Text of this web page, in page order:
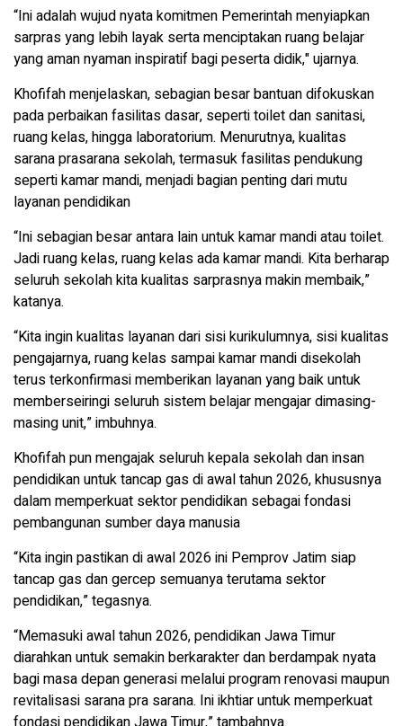
“Ini adalah wujud nyata komitmen Pemerintah menyiapkan
sarpras yang lebih layak serta menciptakan ruang belajar
yang aman nyaman inspiratif bagi peserta didik," ujarnya.
Khofifah menjelaskan, sebagian besar bantuan difokuskan
pada perbaikan fasilitas dasar, seperti toilet dan sanitasi,
ruang kelas, hingga laboratorium. Menurutnya, kualitas
sarana prasarana sekolah, termasuk fasilitas pendukung
seperti kamar mandi, menjadi bagian penting dari mutu
layanan pendidikan
“Ini sebagian besar antara lain untuk kamar mandi atau toilet.
Jadi ruang kelas, ruang kelas ada kamar mandi. Kita berharap
seluruh sekolah kita kualitas sarprasnya makin membaik,”
katanya.
“Kita ingin kualitas layanan dari sisi kurikulumnya, sisi kualitas
pengajarnya, ruang kelas sampai kamar mandi disekolah
terus terkonfirmasi memberikan layanan yang baik untuk
memberseiringi seluruh sistem belajar mengajar dimasing-
masing unit,” imbuhnya.
Khofifah pun mengajak seluruh kepala sekolah dan insan
pendidikan untuk tancap gas di awal tahun 2026, khususnya
dalam memperkuat sektor pendidikan sebagai fondasi
pembangunan sumber daya manusia
“Kita ingin pastikan di awal 2026 ini Pemprov Jatim siap
tancap gas dan gercep semuanya terutama sektor
pendidikan,” tegasnya.
“Memasuki awal tahun 2026, pendidikan Jawa Timur
diarahkan untuk semakin berkarakter dan berdampak nyata
bagi masa depan generasi melalui program renovasi maupun
revitalisasi sarana pra sarana. Ini ikhtiar untuk memperkuat